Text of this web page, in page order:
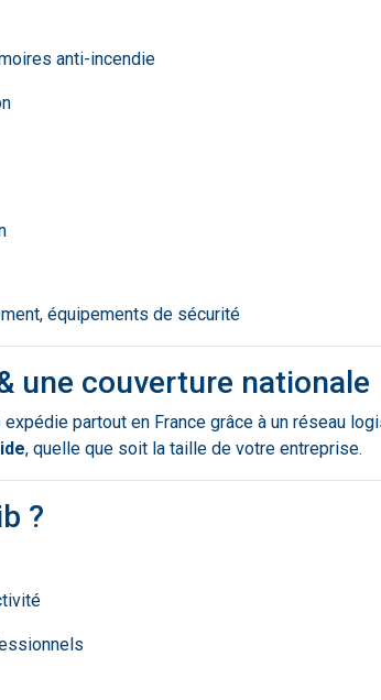
anti-incendie
équipements de sécurité
une couverture nationale
expédie partout en France grâce à un réseau
, quelle que soit la taille de votre entreprise.
?